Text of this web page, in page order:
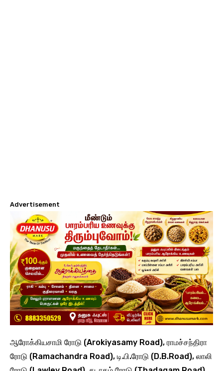
Advertisement
ஆரோக்கியசாமி ரோடு (Arokiyasamy Road), ராமச்சந்திரா
ரோடு (Ramachandra Road), டி.பி.ரோடு (D.B.Road), லாலி